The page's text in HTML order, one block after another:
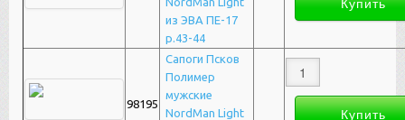
из ЭВА ПЕ-17
р.43-44
98195
Сапоги Псков
Полимер
мужские
NordMan Light